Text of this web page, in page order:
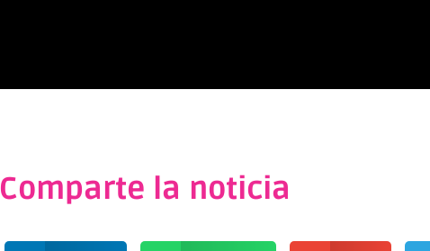
Comparte la noticia